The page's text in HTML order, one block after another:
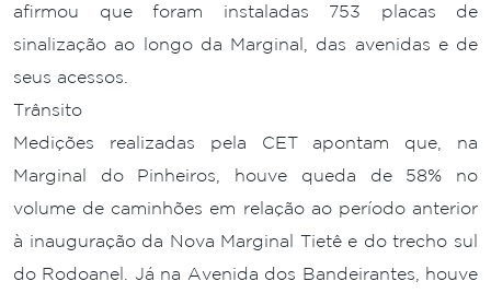
afirmou que foram instaladas 753 placas de
sinalização ao longo da Marginal, das avenidas e de
seus acessos.
Trânsito
Medições realizadas pela CET apontam que, na
Marginal do Pinheiros, houve queda de 58% no
volume de caminhões em relação ao período anterior
à inauguração da Nova Marginal Tietê e do trecho sul
do Rodoanel. Já na Avenida dos Bandeirantes, houve